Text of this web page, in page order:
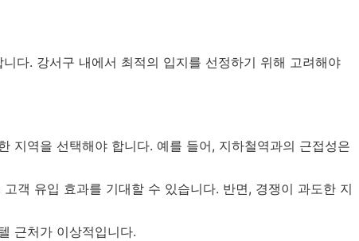
다. 강서구 내에서 최적의 입지를 선정하기 위해 고려해야
지역을 선택해야 합니다. 예를 들어, 지하철역과의 근접성은
객 유입 효과를 기대할 수 있습니다. 반면, 경쟁이 과도한 지
근처가 이상적입니다.